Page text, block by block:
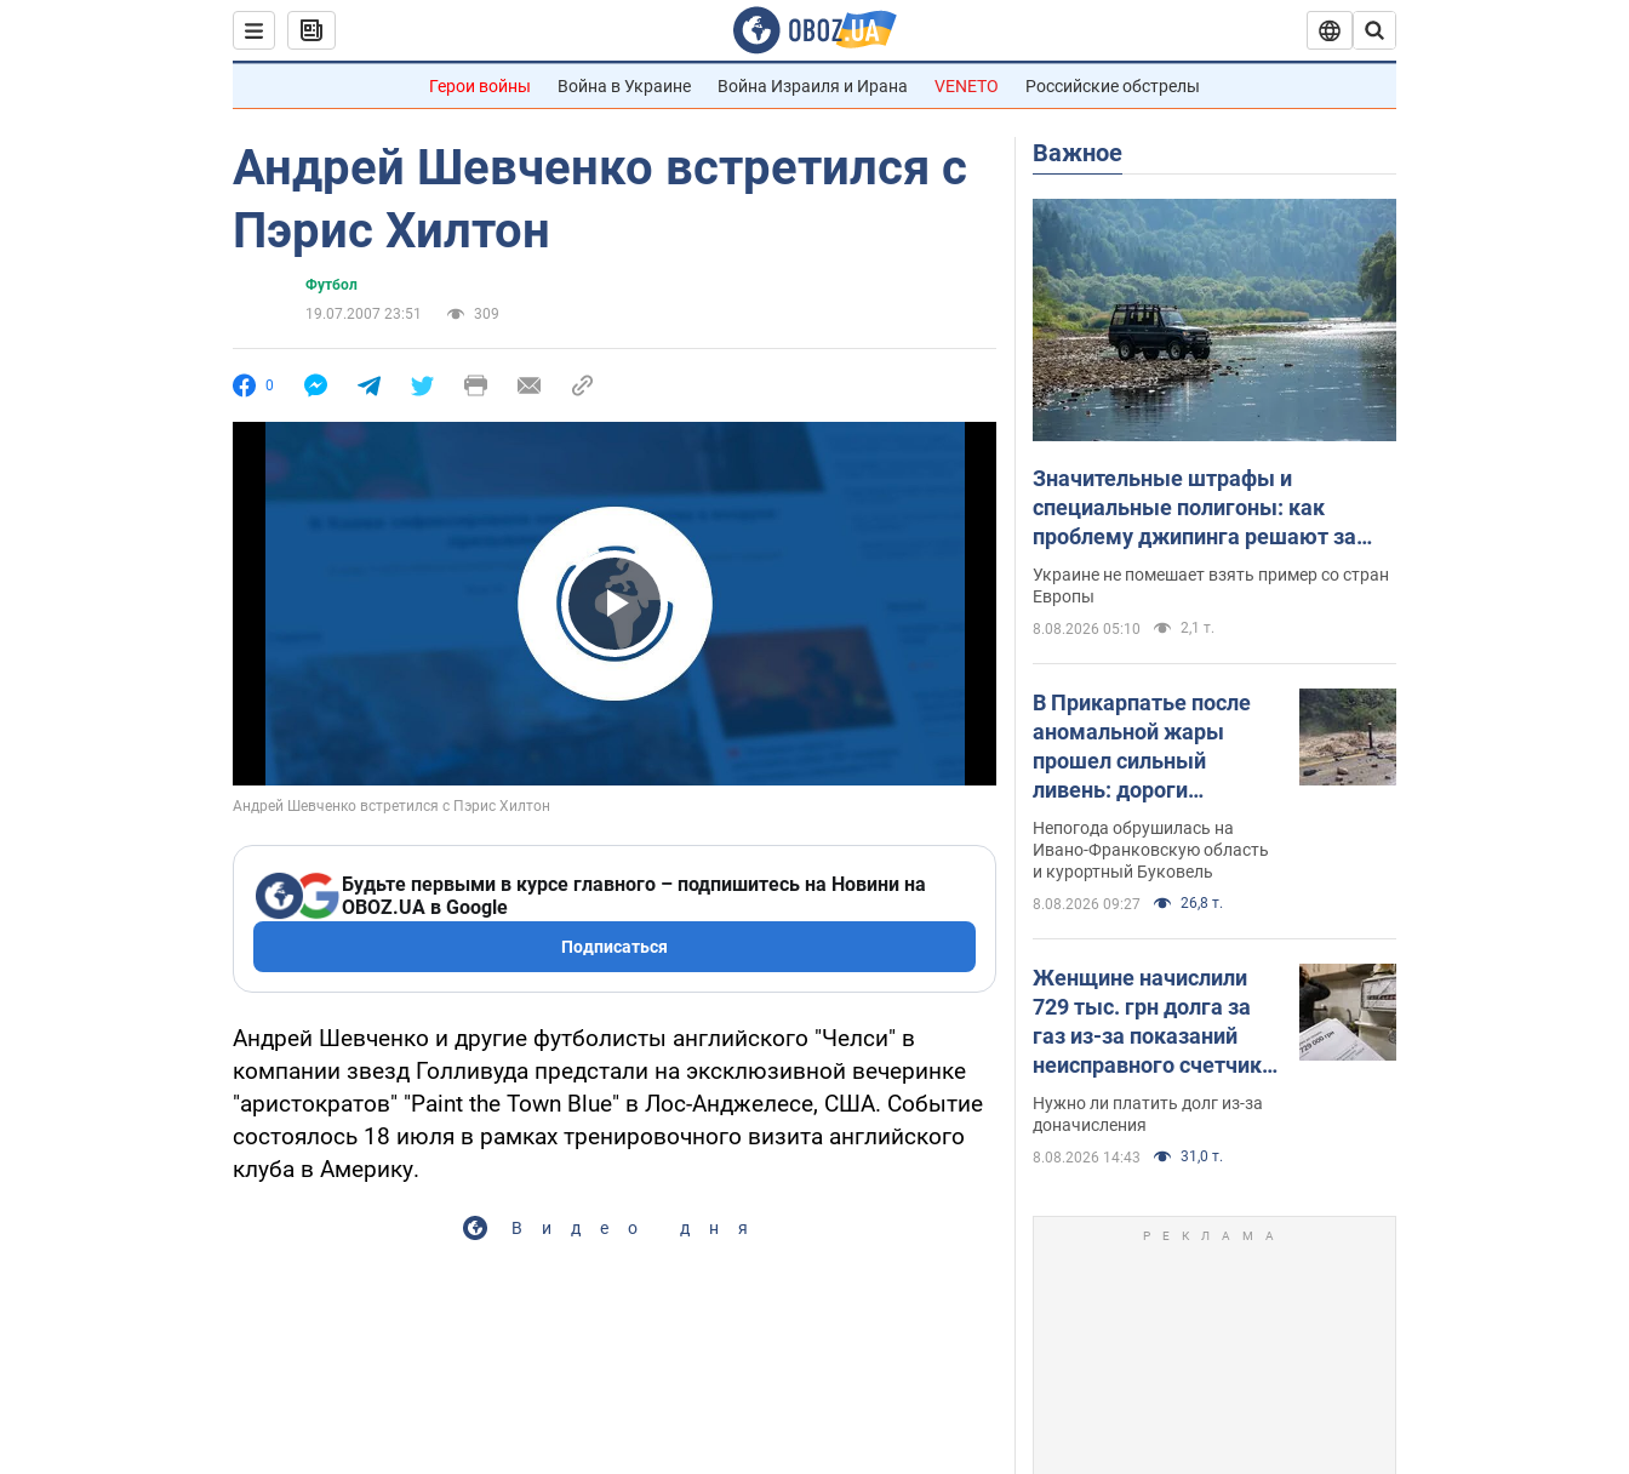
Герои войны Война в Украине Война Израиля и Ирана VENETO Российские обстрелы
Андрей Шевченко встретился с
Пэрис Хилтон
Футбол
19.07.2007 23:51
309
0
Play Video
Будьте первыми в курсе главного – подпишитесь на Новини на
OBOZ.UA в Google
Подписаться
Андрей Шевченко и другие футболисты английского "Челси" в
компании звезд Голливуда предстали на эксклюзивной вечеринке
"аристократов" "Paint the Town Blue" в Лос-Анджелесе, США. Событие
состоялось 18 июля в рамках тренировочного визита английского
клуба в Америку.
Видео дня
Важное
Значительные штрафы и
специальные полигоны: как
проблему джипинга решают за
границей
Украине не помешает взять пример со стран
Европы
8.08.2026 05:10 2,1 т.
В Прикарпатье после
аномальной жары
прошел сильный
ливень: дороги
превратились в реки.
Видео
Непогода обрушилась на
Ивано-Франковскую область
и курортный Буковель
8.08.2026 09:27 26,8 т.
Женщине начислили
729 тыс. грн долга за
газ из-за показаний
неисправного счетчика:
судья вынес
неожиданное решение
Нужно ли платить долг из-за
доначисления
8.08.2026 14:43 31,0 т.